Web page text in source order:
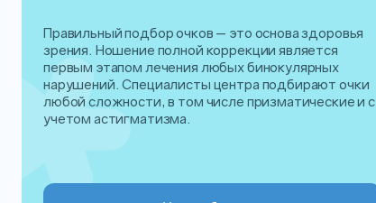
Правильный подбор очков — это основа здоровья
зрения. Ношение полной коррекции является
первым этапом лечения любых бинокулярных
нарушений. Специалисты центра подбирают очки
любой сложности, в том числе призматические и с
учетом астигматизма.